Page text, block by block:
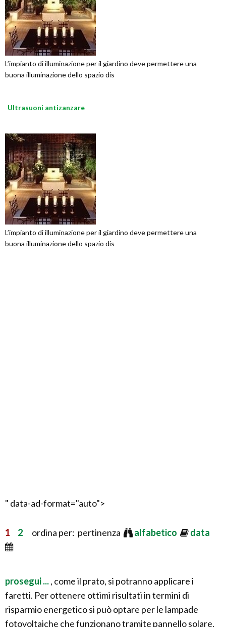
L’impianto di illuminazione per il giardino deve permettere una
buona illuminazione dello spazio dis
Ultrasuoni antizanzare
L’impianto di illuminazione per il giardino deve permettere una
buona illuminazione dello spazio dis
" data-ad-format="auto">
1 2 ordina per: pertinenza alfabetico data
prosegui ..., come il prato, si potranno applicare i
faretti. Per ottenere ottimi risultati in termini di
risparmio energetico si può optare per le lampade
fotovoltaiche che funzionano tramite pannello solare,